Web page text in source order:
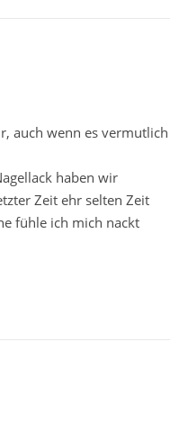
auch wenn es vermutlich
haben wir
Zeit ehr selten Zeit
fühle ich mich nackt